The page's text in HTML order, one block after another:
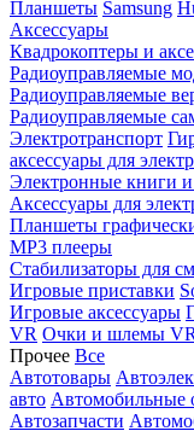
Планшеты Samsung
Аксессуары
Квадрокоптеры и
Радиоуправляемые
Радиоуправляемые
Радиоуправляемые
Электротранспорт
аксессуары для
Электронные книги и
Аксессуары для
Планшеты
MP3 плееры
Стабилизаторы для
Игровые приставки
Игровые аксессуары
VR Очки и шлемы VR
Прочее Все
Автотовары
авто Автомобильные
Автозапчасти